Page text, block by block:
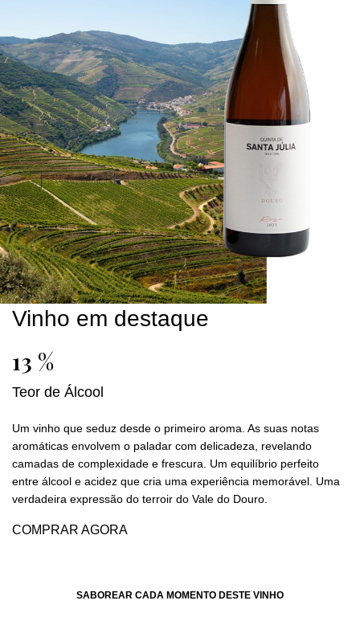
Vinho em destaque
13 %
Teor de Álcool
Um vinho que seduz desde o primeiro aroma. As suas notas
aromáticas envolvem o paladar com delicadeza, revelando
camadas de complexidade e frescura. Um equilíbrio perfeito
entre álcool e acidez que cria uma experiência memorável. Uma
verdadeira expressão do terroir do Vale do Douro.
COMPRAR AGORA
SABOREAR CADA MOMENTO DESTE VINHO